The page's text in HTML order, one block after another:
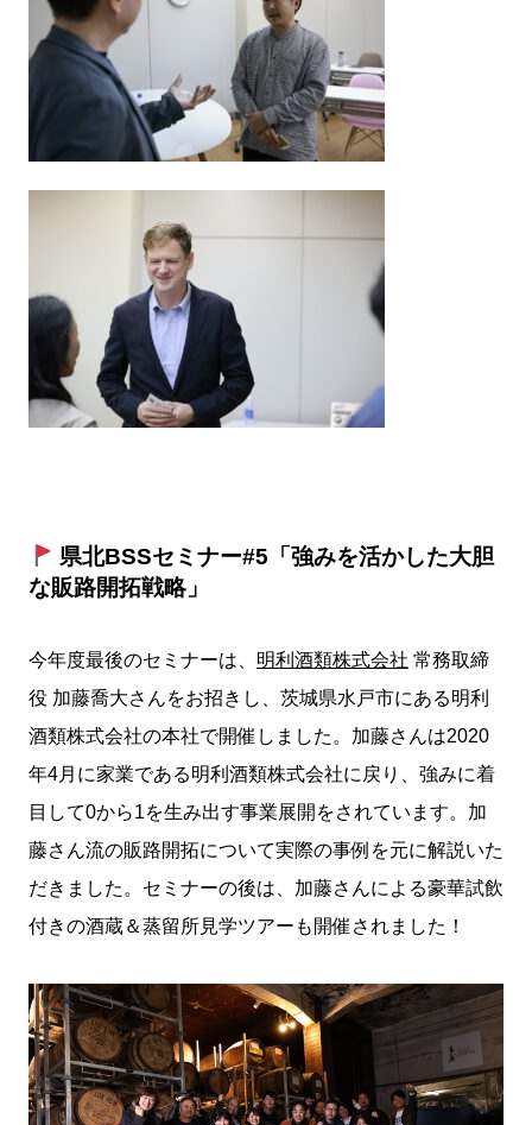
県北BSSセミナー#5「強みを活かした大胆
な販路開拓戦略」
今年度最後のセミナーは、 明利酒類株式会社 常務取締
役 加藤喬大さんをお招きし、茨城県水戸市にある明利
酒類株式会社の本社で開催しました。加藤さんは2020
年4月に家業である明利酒類株式会社に戻り、強みに着
目して0から1を生み出す事業展開をされています。加
藤さん流の販路開拓について実際の事例を元に解説いた
だきました。セミナーの後は、加藤さんによる豪華試飲
付きの酒蔵＆蒸留所見学ツアーも開催されました！